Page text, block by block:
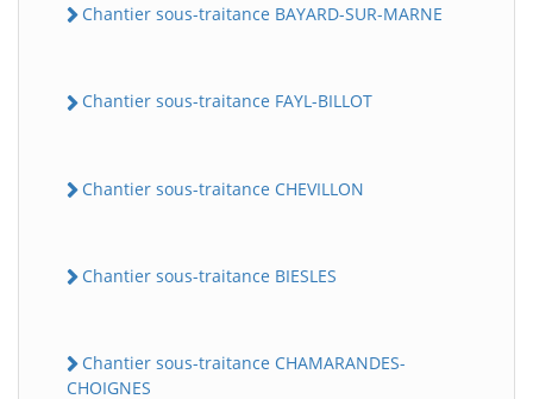
Chantier sous-traitance BAYARD-SUR-MARNE
Chantier sous-traitance FAYL-BILLOT
Chantier sous-traitance CHEVILLON
Chantier sous-traitance BIESLES
Chantier sous-traitance CHAMARANDES-
CHOIGNES